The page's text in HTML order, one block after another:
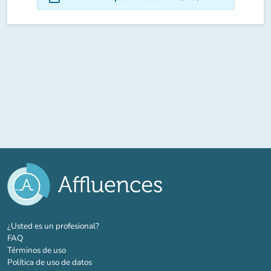
¿Usted es un profesional?(nueva pestaña)
FAQ
Términos de uso
Política de uso de datos